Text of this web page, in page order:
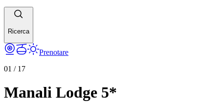
Ricerca
Prenotare
01 / 17
Manali Lodge 5*